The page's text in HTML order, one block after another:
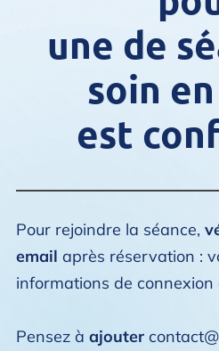
une de
soin
est
Pour rejoindre la séance,
email après réservation :
informations de connexion
Pensez à ajouter